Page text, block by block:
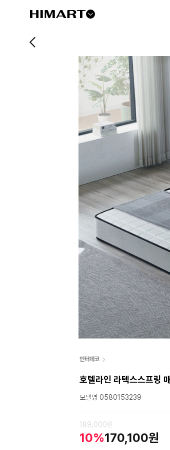
인터데코
호텔라인 라텍스스프링
모델명 0580153239
189,000원
10%170,100원